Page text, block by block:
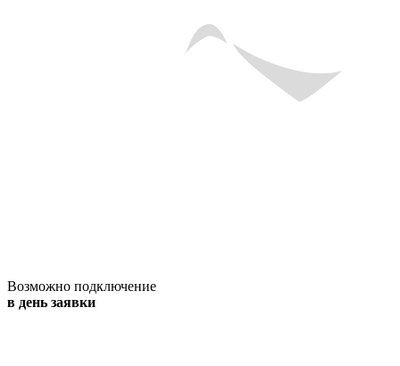
Возможно подключение
в день заявки